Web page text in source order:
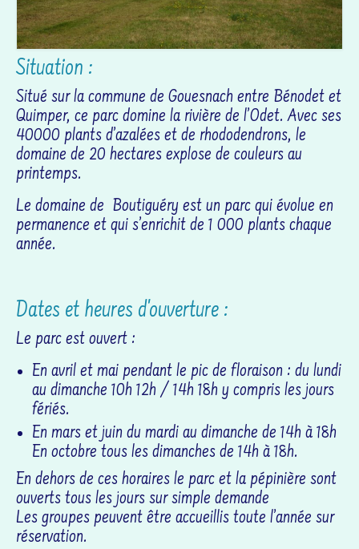
Situation :
Situé sur la commune de Gouesnach entre Bénodet et
Quimper, ce parc domine la rivière de l’Odet. Avec ses
40000 plants d’azalées et de rhododendrons, le
domaine de 20 hectares explose de couleurs au
printemps.
Le domaine de Boutiguéry est un parc qui évolue en
permanence et qui s’enrichit de 1 000 plants chaque
année.
Dates et heures d'ouverture :
Le parc est ouvert :
En avril et mai pendant le pic de floraison : du lundi
au dimanche 10h 12h / 14h 18h y compris les jours
fériés.
En mars et juin du mardi au dimanche de 14h à 18h
En octobre tous les dimanches de 14h à 18h.
En dehors de ces horaires le parc et la pépinière sont
ouverts tous les jours sur simple demande
Les groupes peuvent être accueillis toute l’année sur
réservation.